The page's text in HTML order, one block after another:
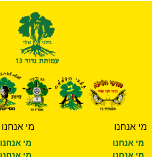
מי אנחנו
מי אנחנו
מי אנחנו
מי אנחנו
מי אנחנו
מי אנחנו